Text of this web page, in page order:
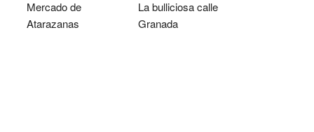
Mercado de
Atarazanas
La bulliciosa calle
Granada